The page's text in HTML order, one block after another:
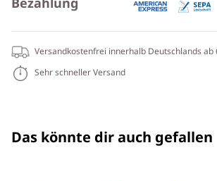
Versandkostenfrei innerhalb Deutschlands ab
Sehr schneller Versand
Das könnte dir auch gefallen